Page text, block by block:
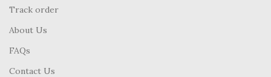
Track order
About Us
FAQs
Contact Us